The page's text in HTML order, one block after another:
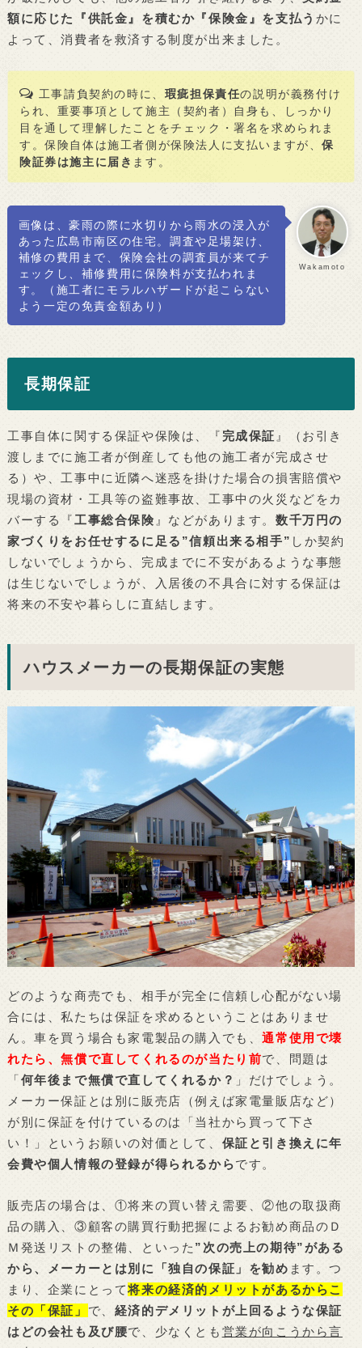
額に応じた『供託金』を積むか『保険金』を支払う かに
よって、消費者を救済する制度が出来ました。
工事請負契約の時に、 瑕疵担保責任の説明が義務付け
られ、重要事項として施主（契約者）自身も、しっかり
目を通して理解したことをチェック・署名を求められま
す。保険自体は施工者側が保険法人に支払いますが、保
険証券は施主に届き ます。
Wakamoto
画像は、豪雨の際に水切りから雨水の浸入が
あった広島市南区の住宅。調査や足場架け、
補修の費用まで、保険会社の調査員が来てチ
ェックし、補修費用に保険料が支払われま
す。（施工者にモラルハザードが起こらない
よう一定の免責金額あり）
長期保証
工事自体に関する保証や保険は、『 完成保証 』（お引き
渡しまでに施工者が倒産しても他の施工者が完成させ
る）や、工事中に近隣へ迷惑を掛けた場合の損害賠償や
現場の資材・工具等の盗難事故、工事中の火災などをカ
バーする『工事総合保険 』などがあります。 数千万円の
家づくりをお任せするに足る”信頼出来る相手” しか契約
しないでしょうから、完成までに不安があるような事態
は生じないでしょうが、入居後の不具合に対する保証は
将来の不安や暮らしに直結します。
ハウスメーカーの長期保証の実態
どのような商売でも、相手が完全に信頼し心配がない場
合には、私たちは保証を求めるということはありませ
ん。車を買う場合も家電製品の購入でも、通常使用で壊
れたら、無償で直してくれるのが当たり前で、問題は
「何年後まで無償で直してくれるか？ 」だけでしょう。
メーカー保証とは別に販売店（例えば家電量販店など）
が別に保証を付けているのは「当社から買って下さ
い！」というお願いの対価として、 保証と引き換えに年
会費や個人情報の登録が得られるからです。
販売店の場合は、①将来の買い替え需要、②他の取扱商
品の購入、③顧客の購買行動把握によるお勧め商品のＤ
Ｍ発送リストの整備、といった ”次の売上の期待”がある
から、メーカーとは別に「独自の保証」を勧め ます。つ
まり、企業にとって将来の経済的メリットがあるからこ
その「保証」 で、 経済的デメリットが上回るような保証
はどの会社も及び腰で、少なくとも 営業が向こうから言